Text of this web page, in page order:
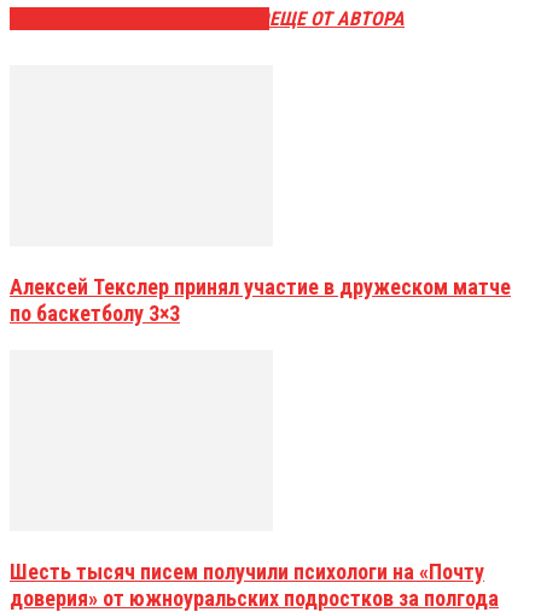
ЕЩЕ ОТ АВТОРА
Алексей Текслер принял участие в дружеском матче
по баскетболу 3×3
Шесть тысяч писем получили психологи на «Почту
доверия» от южноуральских подростков за полгода